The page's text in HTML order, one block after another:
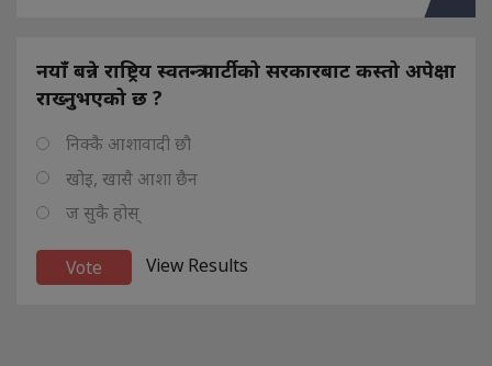
नयाँ बन्ने राष्ट्रिय स्वतन्त्र पार्टीको सरकारबाट कस्तो अपेक्षा
राख्नुभएको छ ?
निक्कै आशावादी छौ
खोइ, खासै आशा छैन
ज सुकै होस्
View Results